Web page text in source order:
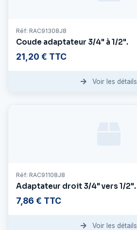
Réf: RAC91308J8
Coude adaptateur 3/4" à 1/2".
21,20 € TTC
Voir les détails
Réf: RAC91108J8
Adaptateur droit 3/4" vers 1/2".
7,86 € TTC
Voir les détails